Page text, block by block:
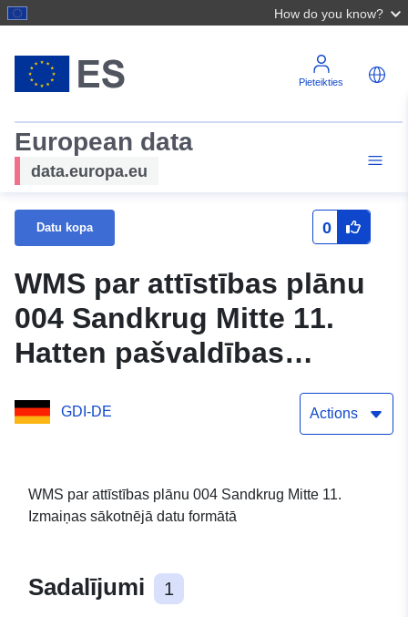
How do you know?
Pieteikties
European data
data.europa.eu
Datu kopa 0
WMS par attīstības plānu
004 Sandkrug Mitte 11.
Hatten pašvaldības
GDI-DE Actions
WMS par attīstības plānu 004 Sandkrug Mitte 11.
Izmaiņas sākotnējā datu formātā
Sadalījumi 1